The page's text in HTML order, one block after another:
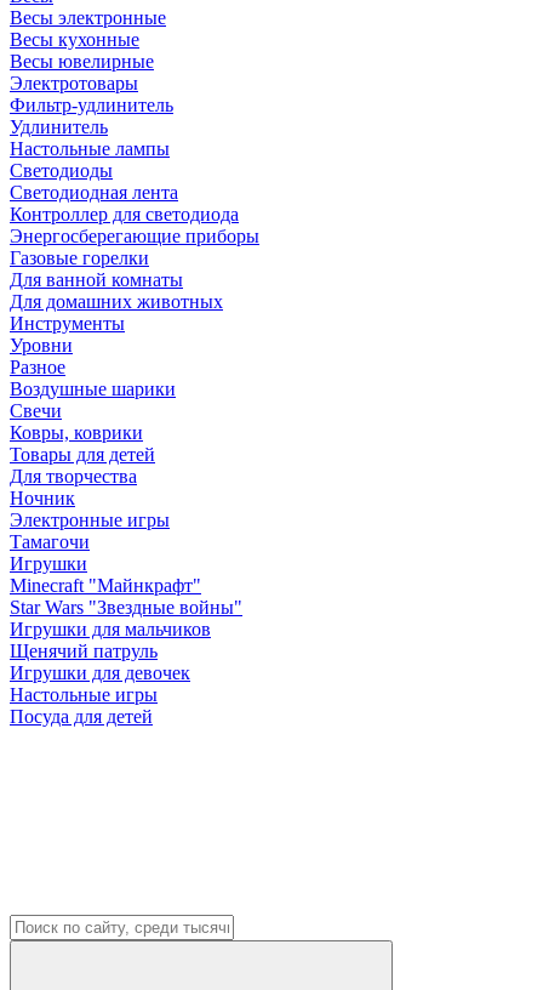
Весы электронные
Весы кухонные
Весы ювелирные
Электротовары
Фильтр-удлинитель
Удлинитель
Настольные лампы
Светодиоды
Светодиодная лента
Контроллер для светодиода
Энергосберегающие приборы
Газовые горелки
Для ванной комнаты
Для домашних животных
Инструменты
Уровни
Разное
Воздушные шарики
Свечи
Ковры, коврики
Товары для детей
Для творчества
Ночник
Электронные игры
Тамагочи
Игрушки
Minecraft "Майнкрафт"
Star Wars "Звездные войны"
Игрушки для мальчиков
Щенячий патруль
Игрушки для девочек
Настольные игры
Посуда для детей